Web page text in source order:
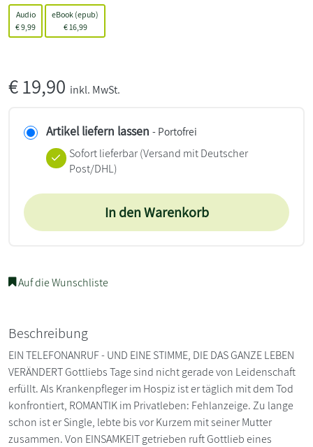
Audio
€9,99
eBook (epub)
€16,99
€19,90 inkl. MwSt.
Artikel liefern lassen - Portofrei
Sofort lieferbar(Versand mit Deutscher
Post/DHL)
In den Warenkorb
Auf die Wunschliste
Beschreibung
EIN TELEFONANRUF - UND EINE STIMME, DIE DAS GANZE LEBEN
VERÄNDERT Gottliebs Tage sind nicht gerade von Leidenschaft
erfüllt. Als Krankenpfleger im Hospiz ist er täglich mit dem Tod
konfrontiert, ROMANTIK im Privatleben: Fehlanzeige. Zu lange
schon ist er Single, lebte bis vor Kurzem mit seiner Mutter
zusammen. Von EINSAMKEIT getrieben ruft Gottlieb eines